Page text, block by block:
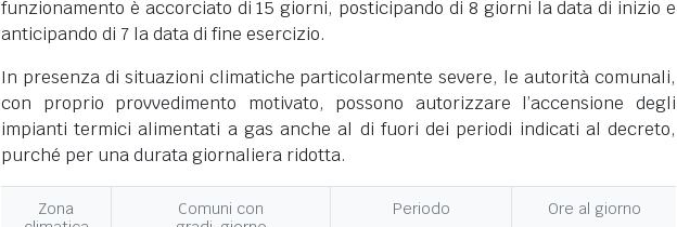
funzionamento è accorciato di 15 giorni, posticipando di 8 giorni la data di inizio e
anticipando di 7 la data di fine esercizio.
In presenza di situazioni climatiche particolarmente severe, le autorità comunali,
con proprio provvedimento motivato, possono autorizzare l’accensione degli
impianti termici alimentati a gas anche al di fuori dei periodi indicati al decreto,
purché per una durata giornaliera ridotta.
Zona
Comuni con
Periodo Ore al giorno